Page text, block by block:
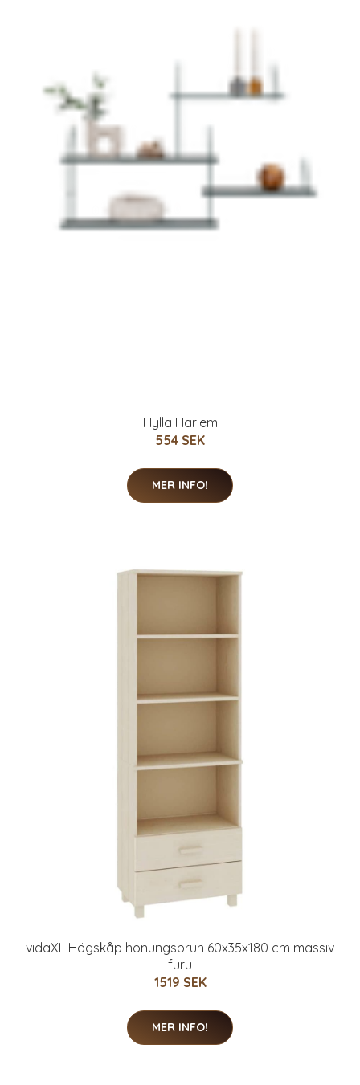
Hylla Harlem
554 SEK
MER INFO!
vidaXL Högskåp honungsbrun 60x35x180 cm massiv
furu
1519 SEK
MER INFO!